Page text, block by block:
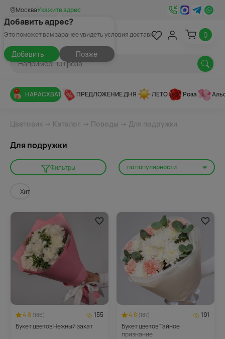
МоскваУкажите адрес
Добавить адрес?
Это поможет вам заранее увидеть условия доставки
Добавить Позже
0
НАРАСХВАТ ПРЕДЛОЖЕНИЕ ДНЯ ЛЕТО Роза
Цветовик → Каталог → Поводы → Для подружки
Для подружки
Фильтры по популярности
Хит
4.8 (186)
155
Букет цветов Нежный закат
4.8 (187)
191
Букет цветов Тайное
признание